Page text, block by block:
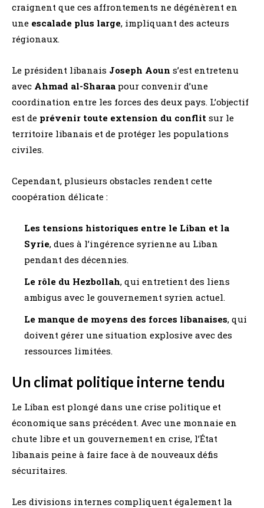
craignent que ces affrontements ne dégénèrent en
une escalade plus large, impliquant des acteurs
régionaux.
Le président libanais Joseph Aoun s’est entretenu
avec Ahmad al-Sharaa pour convenir d’une
coordination entre les forces des deux pays. L’objectif
est de prévenir toute extension du conflit sur le
territoire libanais et de protéger les populations
civiles.
Cependant, plusieurs obstacles rendent cette
coopération délicate :
Les tensions historiques entre le Liban et la
Syrie, dues à l’ingérence syrienne au Liban
pendant des décennies.
Le rôle du Hezbollah, qui entretient des liens
ambigus avec le gouvernement syrien actuel.
Le manque de moyens des forces libanaises, qui
doivent gérer une situation explosive avec des
ressources limitées.
Un climat politique interne tendu
Le Liban est plongé dans une crise politique et
économique sans précédent. Avec une monnaie en
chute libre et un gouvernement en crise, l’État
libanais peine à faire face à de nouveaux défis
sécuritaires.
Les divisions internes compliquent également la